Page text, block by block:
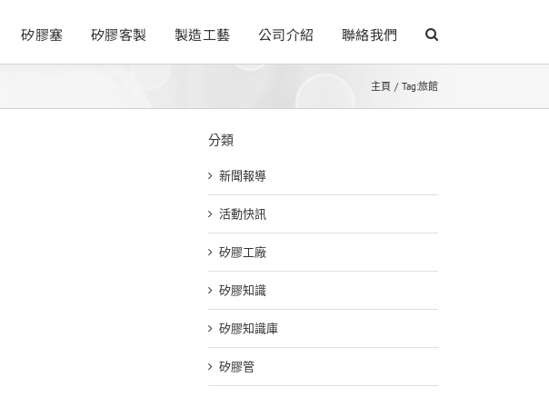
矽膠塞 矽膠客製 製造工藝 公司介紹 聯絡我們
主頁 Tag:旅館
分類
新聞報導
活動快訊
矽膠工廠
矽膠知識
矽膠知識庫
矽膠管